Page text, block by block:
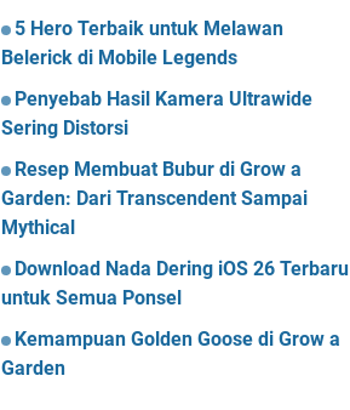
5 Hero Terbaik untuk Melawan
Belerick di Mobile Legends
Penyebab Hasil Kamera Ultrawide
Sering Distorsi
Resep Membuat Bubur di Grow a
Garden: Dari Transcendent Sampai
Mythical
Download Nada Dering iOS 26 Terbaru
untuk Semua Ponsel
Kemampuan Golden Goose di Grow a
Garden